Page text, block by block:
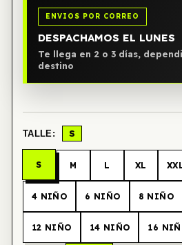
ENVIOS POR CORREO
DESPACHAMOS EL LUNES
Te llega en 2 o 3 días,
destino
TALLE: S
S M L XL
4 NIÑO 6 NIÑO 8 NIÑO
12 NIÑO 14 NIÑO 16